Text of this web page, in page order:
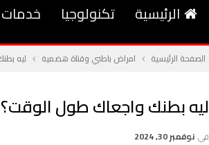
الرئيسية تكنولوجيا خدمات
الصفحة الرئيسية امراض باطني وقناة هضمية ليه
ليه بطنك واجعاك طول
في نوفمبر 30, 2024